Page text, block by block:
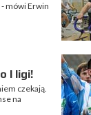
mówi Erwin
I ligi!
czekają.
na